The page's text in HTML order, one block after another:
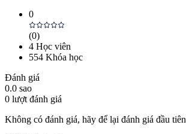
0
(0)
4 Học viên
554 Khóa học
Đánh giá
0.0 sao
0 lượt đánh giá
Không có đánh giá, hãy để lại đánh giá đầu tiên